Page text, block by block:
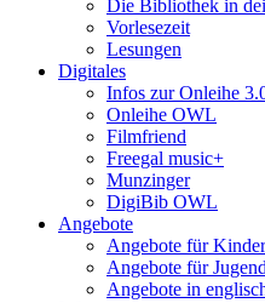
Die Bibliothek in
Vorlesezeit
Lesungen
Digitales
Infos zur Onleihe
Onleihe OWL
Filmfriend
Freegal music+
Munzinger
DigiBib OWL
Angebote
Angebote für Kinder
Angebote für
Angebote in